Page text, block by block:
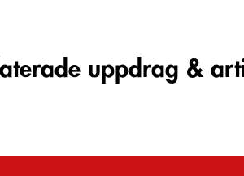
items uppdrag &